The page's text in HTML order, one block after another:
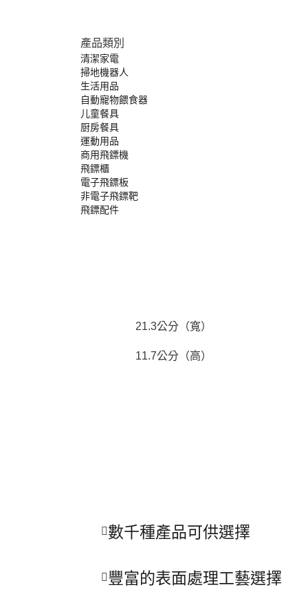
產品類別
清潔家電
掃地機器人
生活用品
自動寵物餵食器
儿童餐具
厨房餐具
運動用品
商用飛鏢機
飛鏢櫃
電子飛鏢板
非電子飛鏢靶
飛鏢配件
21.3公分（寬）
11.7公分（高）
數千種產品可供選擇
豐富的表面處理工藝選擇